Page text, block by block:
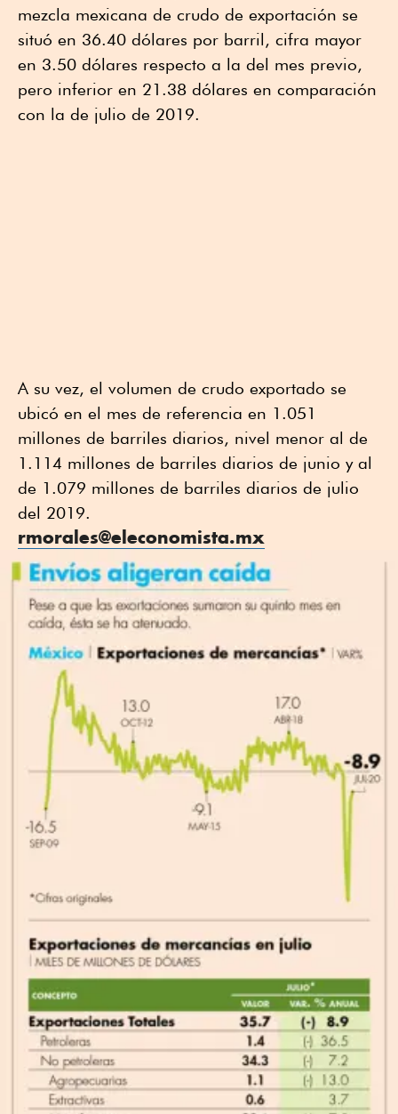
mezcla mexicana de crudo de exportación se
situó en 36.40 dólares por barril, cifra mayor
en 3.50 dólares respecto a la del mes previo,
pero inferior en 21.38 dólares en comparación
con la de julio de 2019.
A su vez, el volumen de crudo exportado se
ubicó en el mes de referencia en 1.051
millones de barriles diarios, nivel menor al de
1.114 millones de barriles diarios de junio y al
de 1.079 millones de barriles diarios de julio
del 2019.
rmorales@eleconomista.mx